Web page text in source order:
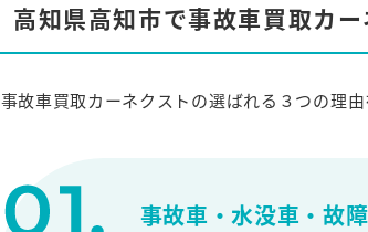
高知県高知市で事故車買取カ
事故車買取カーネクストの選ばれる３つの理由
事故車・水没車・故